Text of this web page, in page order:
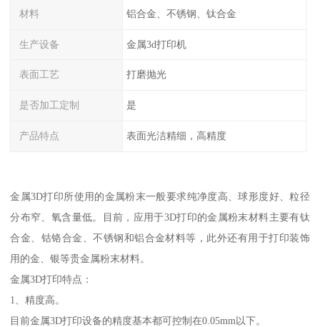
材料 铝合金、不锈钢、钛合金
生产设备 金属3d打印机
表面工艺 打磨抛光
是否加工定制 是
产品特点 表面光洁精细，高精度
金属3D打印所使用的金属粉末一般要求纯净度高、球形度好、粒径
分布窄、氧含量低。目前，应用于3D打印的金属粉末材料主要有钛
合金、钴铬合金、不锈钢和铝合金材料等，此外还有用于打印装饰
用的金、银等贵金属粉末材料。
金属3D打印特点：
1、精度高。
目前金属3D打印设备的精度基本都可控制在0.05mm以下。